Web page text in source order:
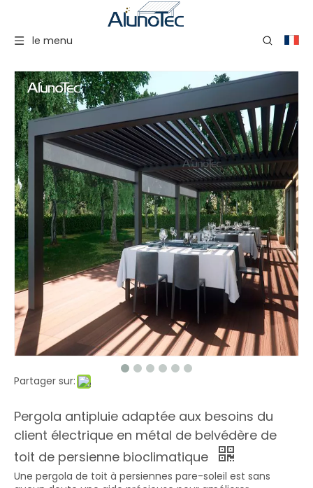
le menu
Partager sur:
Pergola antipluie adaptée aux besoins du
client électrique en métal de belvédère de
toit de persienne bioclimatique
Une pergola de toit à persiennes pare-soleil est sans